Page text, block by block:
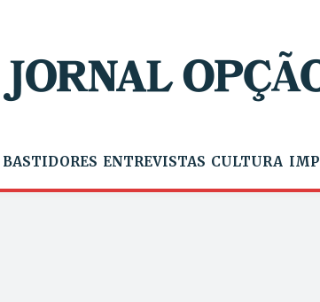
BASTIDORES ENTREVISTAS CULTURA